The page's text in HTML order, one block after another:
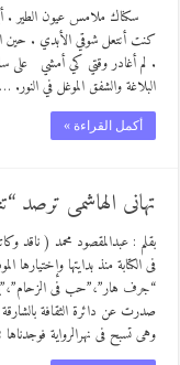
سكناك ملامس عيون الطير .
كنت أنتعل شوقي الأبدي . حين
. لم أغادر وقتي كي أمشي على
البلاغة والشفق الموغل في النور. …
أكمل القراءة »
تهانى الهاشمى ترصد
بقلم : عبدالمقصود محمد ( ناقد
فى الكتابة منذ بدايتها
“جرف هار”،”حب فى
وهى تسبح فى نهرالرواية